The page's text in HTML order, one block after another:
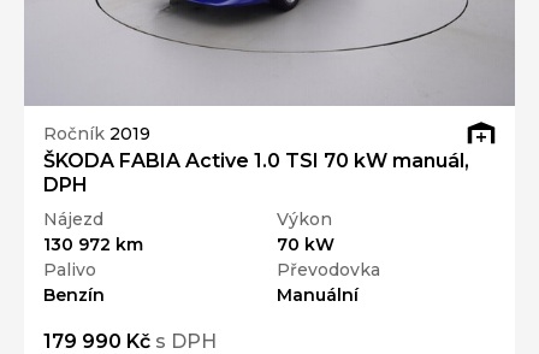
Ročník 2019
ŠKODA FABIA Active 1.0 TSI 70 kW manuál,
DPH
Nájezd
130 972 km
Výkon
70 kW
Palivo
Benzín
Převodovka
Manuální
179 990 Kč s DPH